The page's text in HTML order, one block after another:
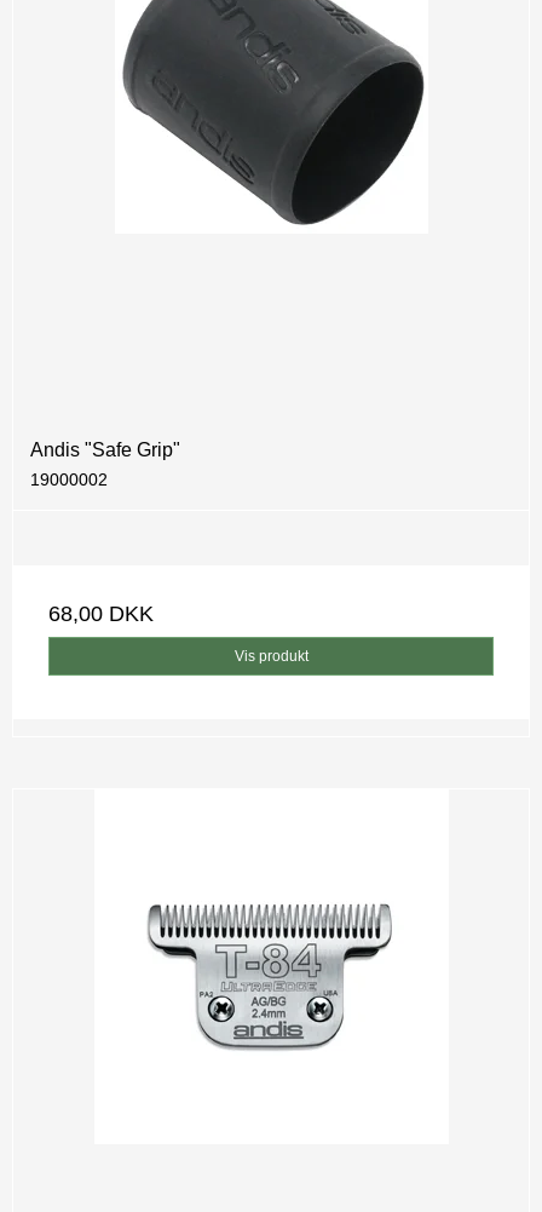
Andis "Safe Grip"
19000002
68,00 DKK
Vis produkt